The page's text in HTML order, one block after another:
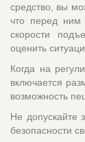
средство, вы
что перед ним
скорости
оценить
Когда на
включается
возможность
Не допускайте
безопасности